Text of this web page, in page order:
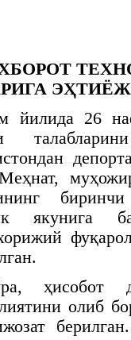
йилида 26
якунига
ҳисобот
олиб